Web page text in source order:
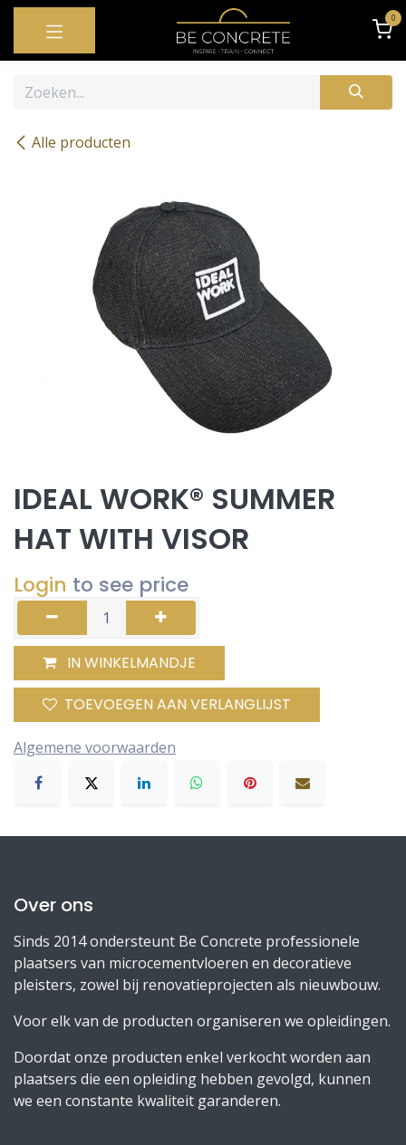
OVERSLAAN NAAR INHOUD 0
Alle producten
IDEAL WORK® SUMMER
HAT WITH VISOR
Login to see price
IN WINKELMANDJE
TOEVOEGEN AAN VERLANGLIJST
Algemene voorwaarden
Over ons
Sinds 2014 ondersteunt Be Concrete professionele
plaatsers van microcementvloeren en decoratieve
pleisters, zowel bij renovatieprojecten als nieuwbouw.
Voor elk van de producten organiseren we opleidingen.
Doordat onze producten enkel verkocht worden aan
plaatsers die een opleiding hebben gevolgd, kunnen
we een constante kwaliteit garanderen.